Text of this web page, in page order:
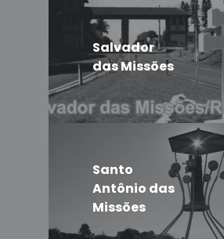
Salvador
das Missões
Santo
Antônio das
Missões